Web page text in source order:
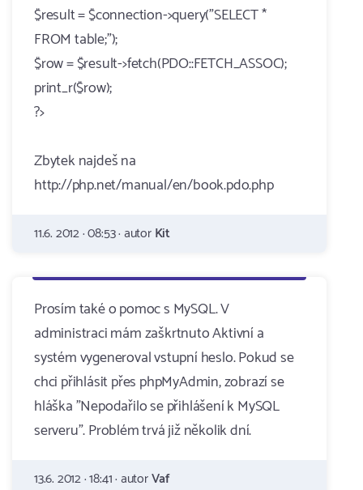
$result = $connection->query("SELECT *
FROM table;");
$row = $result->fetch(PDO::FETCH_ASSOC);
print_r($row);
?>
Zbytek najdeš na
http://php.net/manual/en/book.pdo.php
11.6. 2012 · 08:53 · autorKit
Prosím také o pomoc s MySQL. V
administraci mám zaškrtnuto Aktivní a
systém vygeneroval vstupní heslo. Pokud se
chci přihlásit přes phpMyAdmin, zobrazí se
hláška "Nepodařilo se přihlášení k MySQL
serveru". Problém trvá již několik dní.
13.6. 2012 · 18:41 · autorVaf